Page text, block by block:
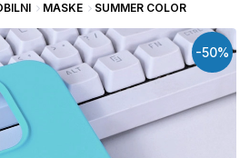
MASKE SUMMER COLOR
-50%